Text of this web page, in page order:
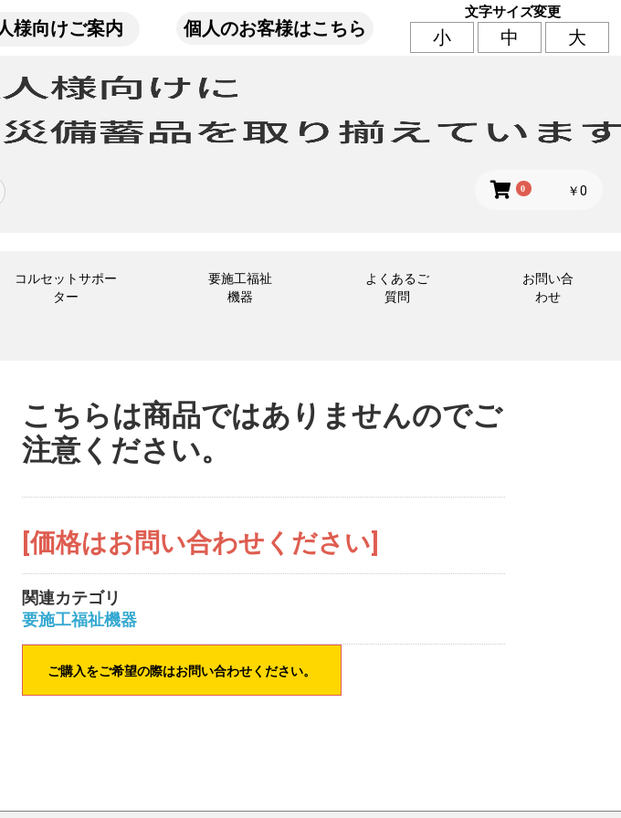
文字サイズ変更
小 中 大
個人のお客様はこちら
様向けご案内
0 ￥0
コルセットサポー
ター
要施工福祉
機器
よくあるご
質問
お問い合
わせ
こちらは商品ではありませんのでご
注意ください。
[価格はお問い合わせください]
関連カテゴリ
要施工福祉機器
ご購入をご希望の際はお問い合わせください。